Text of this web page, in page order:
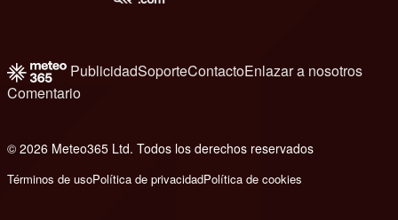
PublicidadSoporteContactoEnlazar a nosotros
Comentario
© 2026 Meteo365 Ltd. Todos los derechos reservados
Términos de usoPolítica de privacidadPolítica de cookies